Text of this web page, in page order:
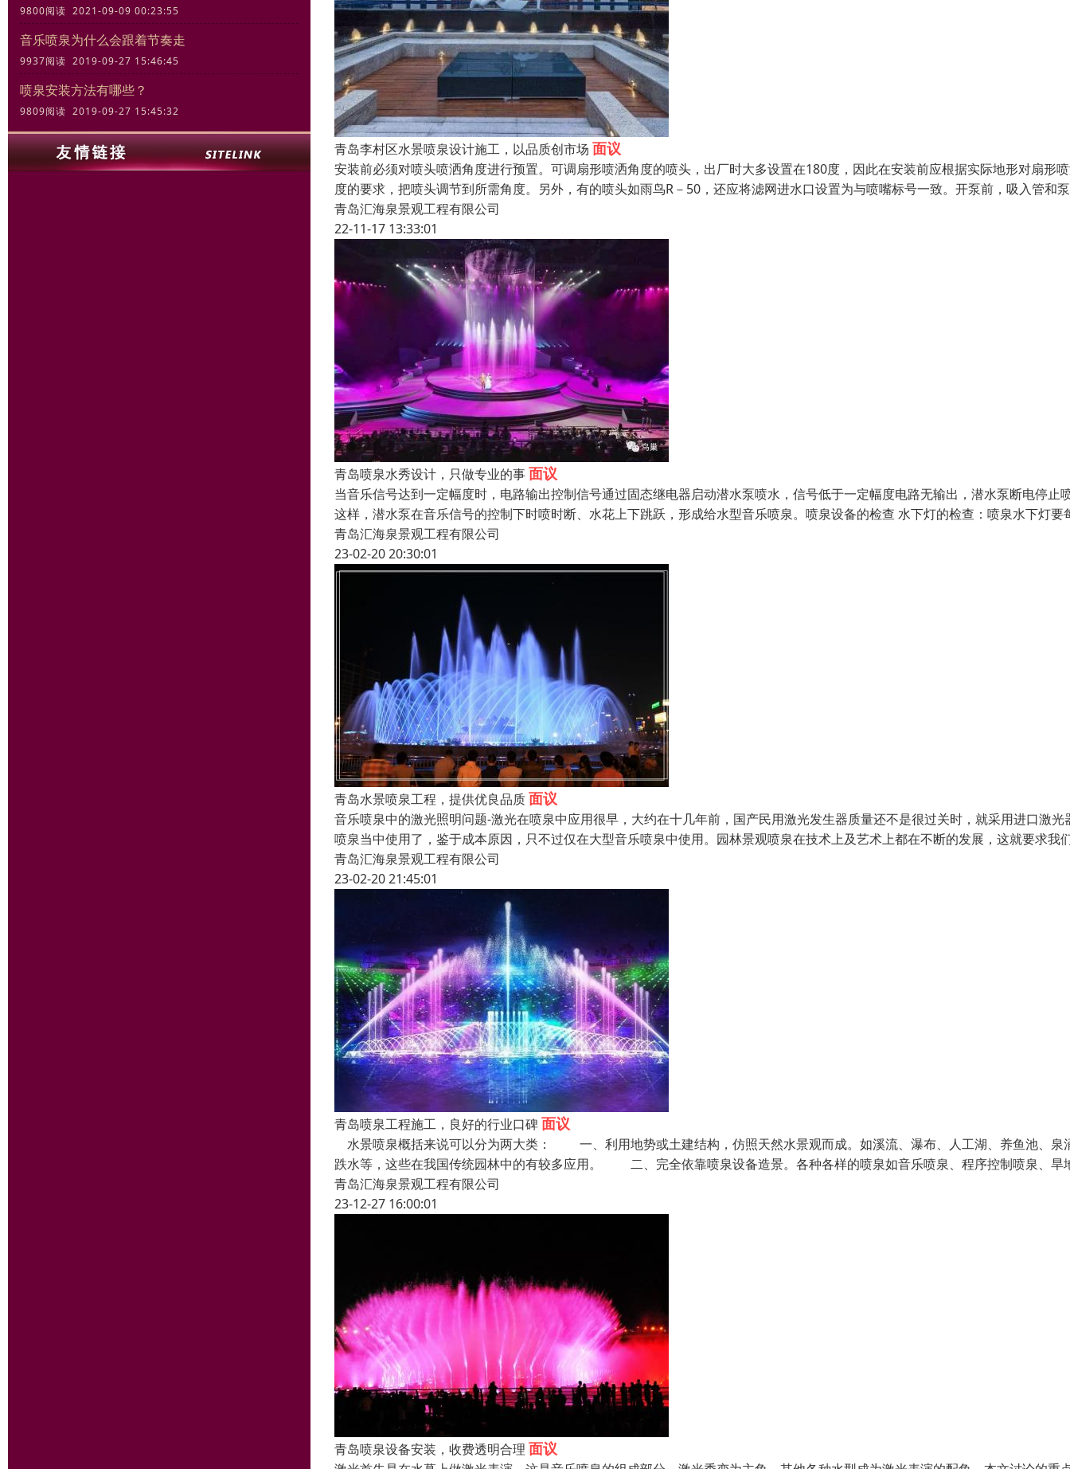
9800阅读 2021-09-09 00:23:55
音乐喷泉为什么会跟着节奏走
9937阅读 2019-09-27 15:46:45
喷泉安装方法有哪些？
9809阅读 2019-09-27 15:45:32
青岛李村区水景喷泉设计施工，以品质创市场 面议
安装前必须对喷头喷洒角度进行预置。可调扇形喷洒角度的喷头，出厂时大多设置在180度，因此在安装前应根据实际地形对扇形
度的要求，把喷头调节到所需角度。另外，有的喷头如雨鸟R－50，还应将滤网进水口设置为与喷嘴标号一致。开泵前，吸入管和泵
青岛汇海泉景观工程有限公司
22-11-17 13:33:01
青岛喷泉水秀设计，只做专业的事面议
当音乐信号达到一定幅度时，电路输出控制信号通过固态继电器启动潜水泵喷水，信号低于一定幅度电路无输出，潜水泵断电停止
这样，潜水泵在音乐信号的控制下时喷时断、水花上下跳跃，形成给水型音乐喷泉。喷泉设备的检查 水下灯的检查：喷泉水下灯要
青岛汇海泉景观工程有限公司
23-02-20 20:30:01
青岛水景喷泉工程，提供优良品质面议
音乐喷泉中的激光照明问题-激光在喷泉中应用很早，大约在十几年前，国产民用激光发生器质量还不是很过关时，就采用进口激光
喷泉当中使用了，鉴于成本原因，只不过仅在大型音乐喷泉中使用。园林景观喷泉在技术上及艺术上都在不断的发展，这就要求我
青岛汇海泉景观工程有限公司
23-02-20 21:45:01
青岛喷泉工程施工，良好的行业口碑面议
水景喷泉概括来说可以分为两大类： 一、利用地势或土建结构，仿照天然水景观而成。如溪流、瀑布、人工湖、养鱼池、泉
跌水等，这些在我国传统园林中的有较多应用。 二、完全依靠喷泉设备造景。各种各样的喷泉如音乐喷泉、程序控制喷泉、旱
青岛汇海泉景观工程有限公司
23-12-27 16:00:01
青岛喷泉设备安装，收费透明合理 面议